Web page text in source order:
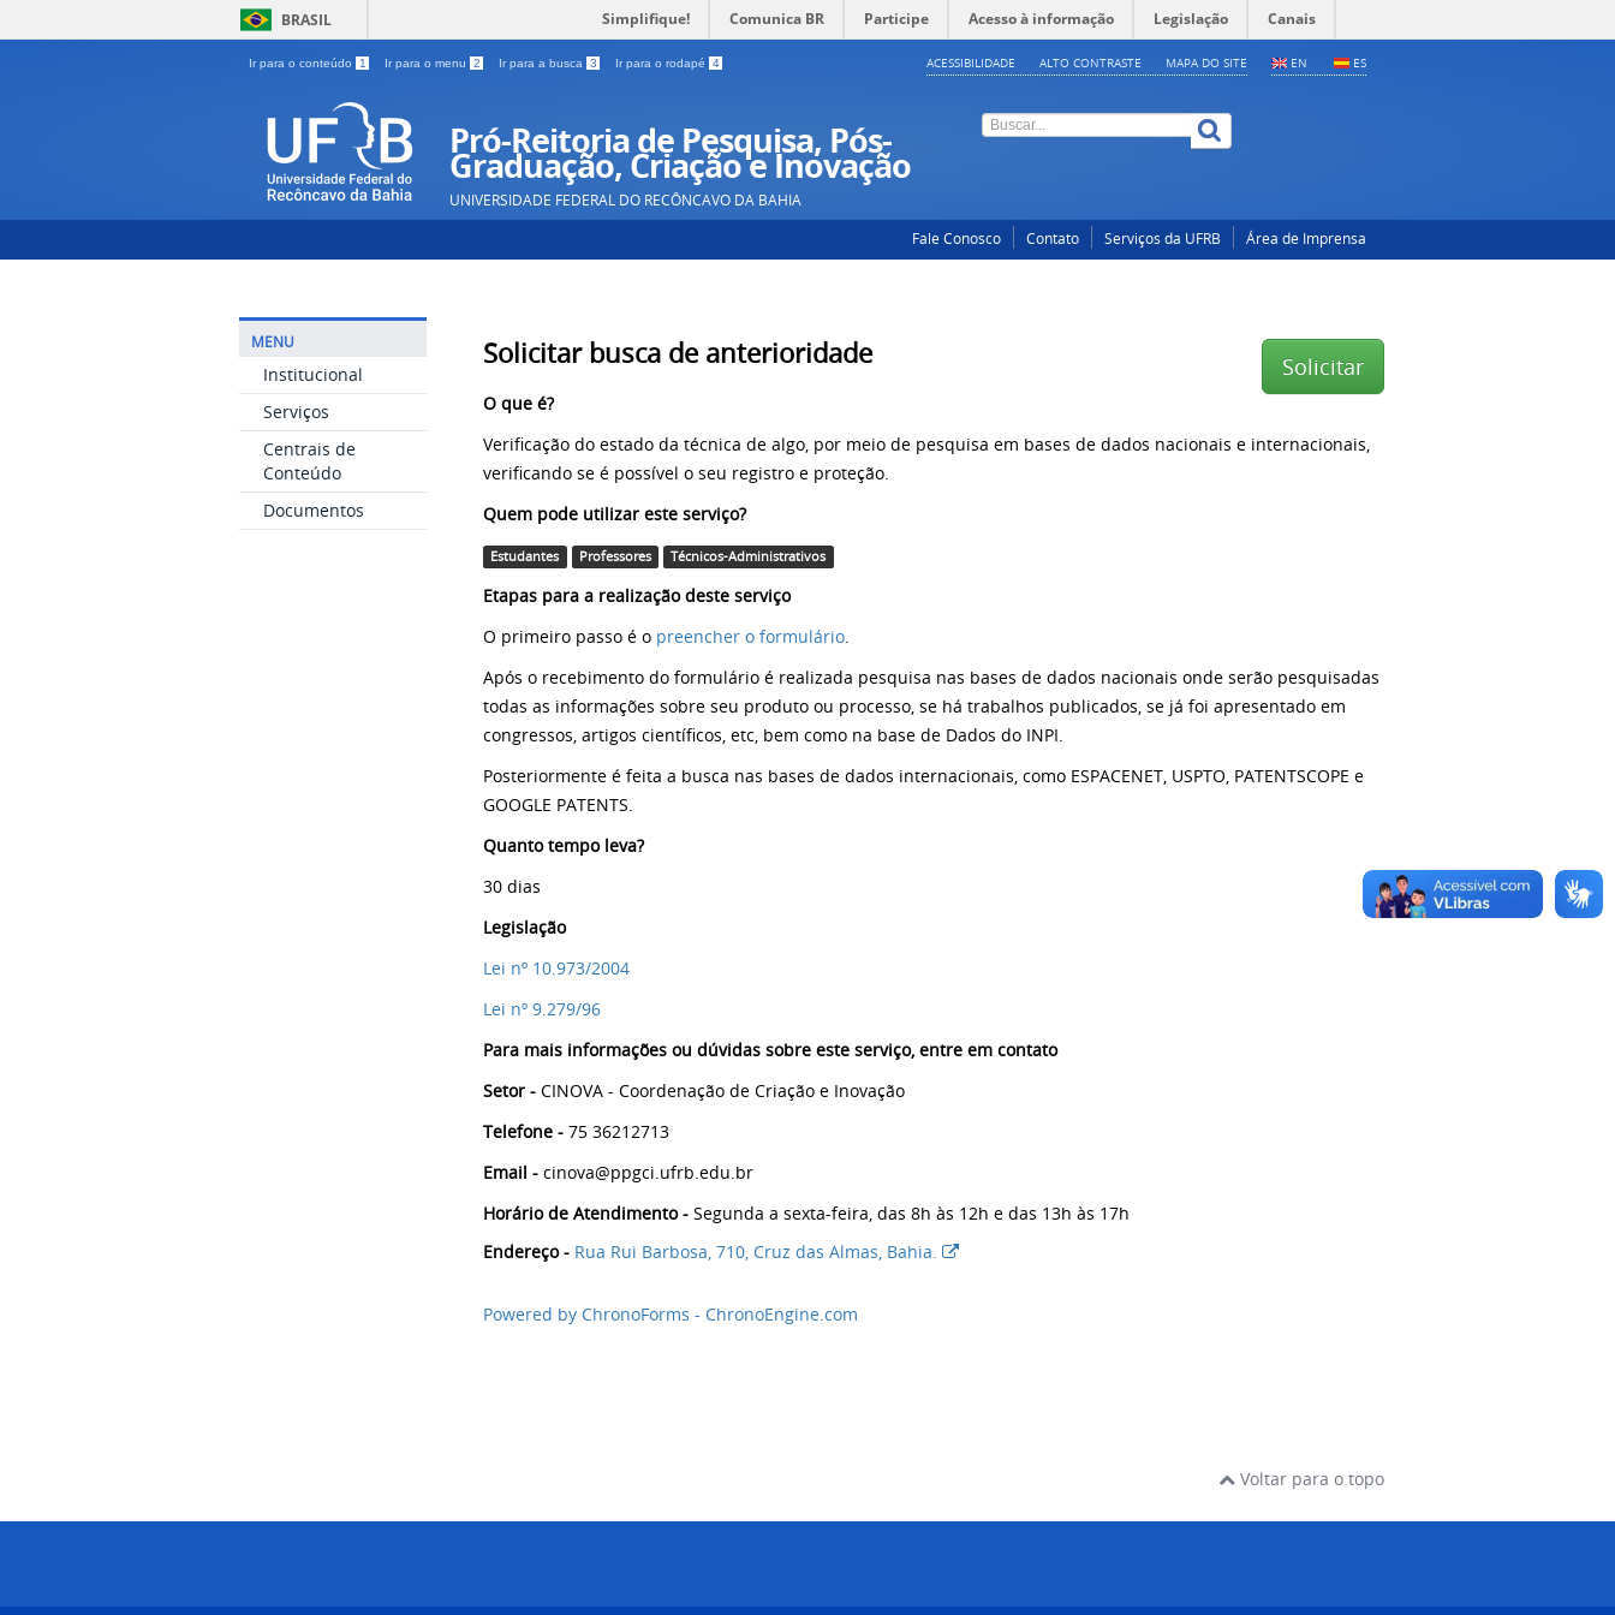
BRASIL Simplifique! Comunica BR Participe Acesso à informação Legislação Canais
Ir para o conteúdo 1 Ir para o menu 2 Ir para a busca 3 Ir para o rodapé 4 EN ES
ACESSIBILIDADE ALTO CONTRASTE MAPA DO SITE
Pró-Reitoria de Pesquisa, Pós-
Graduação, Criação e Inovação
UNIVERSIDADE FEDERAL DO RECÔNCAVO DA BAHIA
Fale Conosco
Contato Serviços da UFRB Área de Imprensa
MENU
Institucional
Serviços
Centrais de
Conteúdo
Documentos
Solicitar busca de anterioridade Solicitar
O que é?
Verificação do estado da técnica de algo, por meio de pesquisa em bases de dados nacionais e internacionais,
verificando se é possível o seu registro e proteção.
Quem pode utilizar este serviço?
Estudantes Professores Técnicos-Administrativos
Etapas para a realização deste serviço
O primeiro passo é o preencher o formulário.
Após o recebimento do formulário é realizada pesquisa nas bases de dados nacionais onde serão pesquisadas
todas as informações sobre seu produto ou processo, se há trabalhos publicados, se já foi apresentado em
congressos, artigos científicos, etc, bem como na base de Dados do INPI.
Posteriormente é feita a busca nas bases de dados internacionais, como ESPACENET, USPTO, PATENTSCOPE e
GOOGLE PATENTS.
Quanto tempo leva?
30 dias
Legislação
Lei nº 10.973/2004
Lei nº 9.279/96
Para mais informações ou dúvidas sobre este serviço, entre em contato
Setor - CINOVA - Coordenação de Criação e Inovação
Telefone - 75 36212713
Email - cinova@ppgci.ufrb.edu.br
Horário de Atendimento - Segunda a sexta-feira, das 8h às 12h e das 13h às 17h
Endereço - Rua Rui Barbosa, 710, Cruz das Almas, Bahia.
Powered by ChronoForms - ChronoEngine.com
Voltar para o topo